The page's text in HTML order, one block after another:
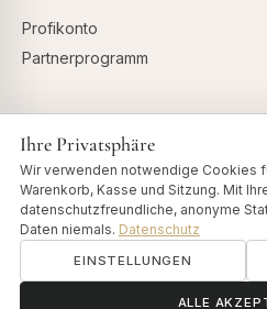
Profikonto
Partnerprogramm
Ihre Privatsphäre
Wir verwenden notwendige Cookies
Warenkorb, Kasse und Sitzung. Mit
datenschutzfreundliche, anonyme
Daten niemals. Datenschutz
EINSTELLUNGEN
ALLE